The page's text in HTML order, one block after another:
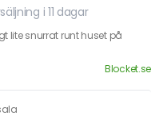
i 11 dagar
lite snurrat runt huset på
Blocket.se